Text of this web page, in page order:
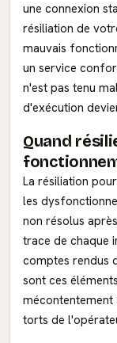
une connexion
résiliation de
mauvais
un service
n'est pas tenu
d'exécution
Quand
La résiliation
les
non résolus
trace de chaque
comptes rendus
sont ces
torts de